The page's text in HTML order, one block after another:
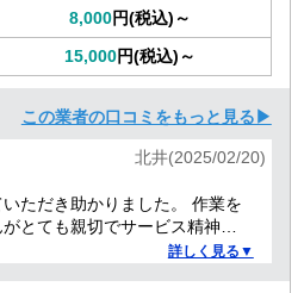
8,000円(税込)～
15,000円(税込)～
この業者の口コミをもっと見る▶
北井(2025/02/20)
ただき助かりました。 作業を
とても親切でサービス精神溢
詳しく見る▼